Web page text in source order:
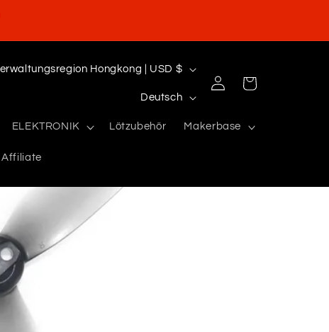
ELEKTRONIK Lötzubehör Makerbase
Affiliate
Sonderverwaltungsregion Hongkong | USD $
S
p
c
Deutsch
EinloggenWarenkorb